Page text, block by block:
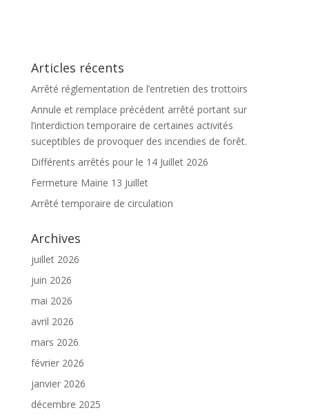
Articles récents
Arrêté réglementation de l’entretien des trottoirs
Annule et remplace précédent arrêté portant sur
l’interdiction temporaire de certaines activités
suceptibles de provoquer des incendies de forêt.
Différents arrêtés pour le 14 Juillet 2026
Fermeture Mairie 13 Juillet
Arrêté temporaire de circulation
Archives
juillet 2026
juin 2026
mai 2026
avril 2026
mars 2026
février 2026
janvier 2026
décembre 2025